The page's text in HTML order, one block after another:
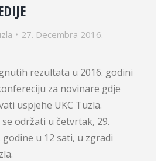
27. Decembra 2016.
rezultata u 2016. godini
za novinare gdje
uspjehe UKC Tuzla.
održati u četvrtak, 29.
godine u 12 sati, u zgradi